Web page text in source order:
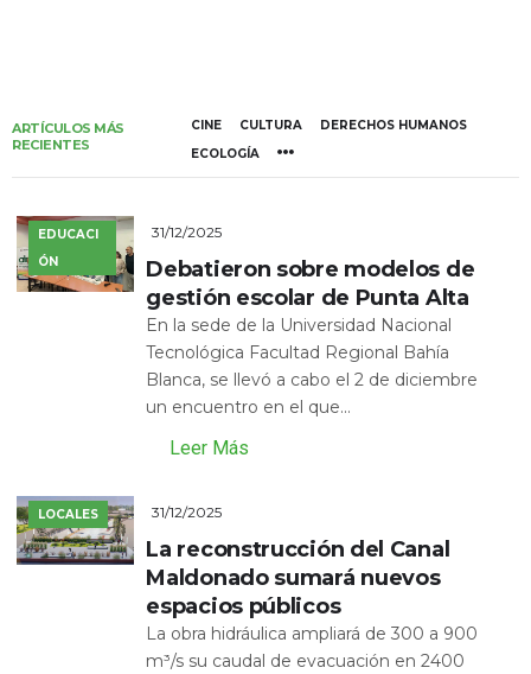
ARTÍCULOS MÁS
RECIENTES
CINE CULTURA
DERECHOS HUMANOS
ECOLOGÍA
EDUCACI
ÓN
31/12/2025
Debatieron sobre modelos de
gestión escolar de Punta Alta
En la sede de la Universidad Nacional
Tecnológica Facultad Regional Bahía
Blanca, se llevó a cabo el 2 de diciembre
un encuentro en el que...
Leer Más
LOCALES 31/12/2025
La reconstrucción del Canal
Maldonado sumará nuevos
espacios públicos
La obra hidráulica ampliará de 300 a 900
m³/s su caudal de evacuación en 2400